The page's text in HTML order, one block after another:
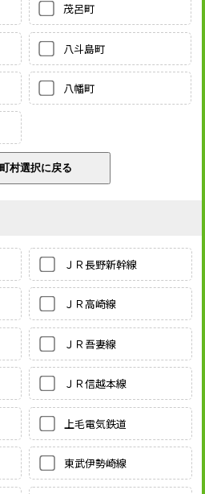
茂呂町
八斗島町
八幡町
ＪＲ長野新幹線
ＪＲ高崎線
ＪＲ吾妻線
ＪＲ信越本線
上毛電気鉄道
東武伊勢崎線